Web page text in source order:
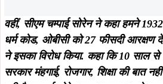
वहीं, सीएम चम्पाई सोरेन ने कहा हमने
धर्म कोड, ओबीसी को 27 फीसदी आरक्षण
ने इसका विरोध किया. कहा कि 10 साल से
सरकार मंहगाई, रोजगार, शिक्षा की बात